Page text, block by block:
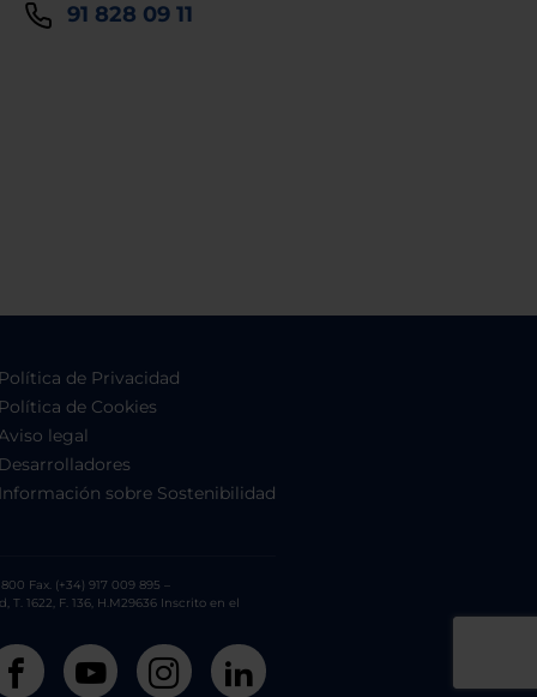
91 828 09 11
Política de Privacidad
Política de Cookies
Aviso legal
Desarrolladores
Información sobre Sostenibilidad
Fax. (+34) 917 009 895 –
1622, F. 136, H.M29636 Inscrito en el